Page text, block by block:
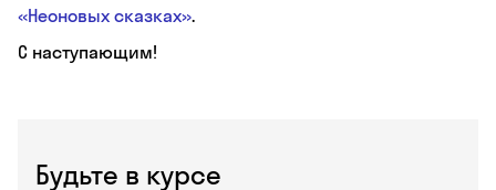
Будьте в курсе
«Неоновых сказках».
С наступающим!